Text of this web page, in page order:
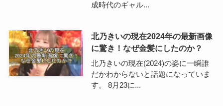
成時代のギャル...
北乃きいの現在2024年の最新画像
に驚き！なぜ金髪にしたのか？
北乃きいの現在(2024)の姿に一瞬誰
だかわからないと話題になっていま
す。 8月23に...